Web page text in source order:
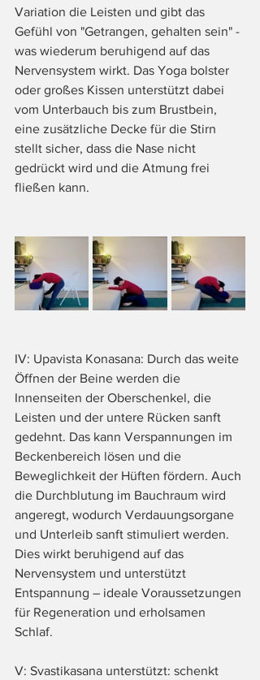
Variation die Leisten und gibt das
Gefühl von "Getrangen, gehalten sein" -
was wiederum beruhigend auf das
Nervensystem wirkt. Das Yoga bolster
oder großes Kissen unterstützt dabei
vom Unterbauch bis zum Brustbein,
eine zusätzliche Decke für die Stirn
stellt sicher, dass die Nase nicht
gedrückt wird und die Atmung frei
fließen kann.
IV: Upavista Konasana: Durch das weite
Öffnen der Beine werden die
Innenseiten der Oberschenkel, die
Leisten und der untere Rücken sanft
gedehnt. Das kann Verspannungen im
Beckenbereich lösen und die
Beweglichkeit der Hüften fördern. Auch
die Durchblutung im Bauchraum wird
angeregt, wodurch Verdauungsorgane
und Unterleib sanft stimuliert werden.
Dies wirkt beruhigend auf das
Nervensystem und unterstützt
Entspannung – ideale Voraussetzungen
für Regeneration und erholsamen
Schlaf.
V: Svastikasana unterstützt: schenkt